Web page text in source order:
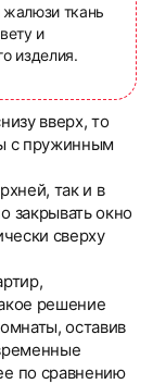
жалюзи ткань
и
изделия.
вверх, то
с пружинным
так и в
закрывать окно
сверху
решение
оставив
по сравнению